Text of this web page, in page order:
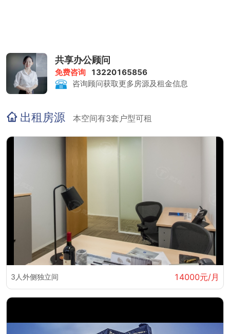
共享办公顾问
免费咨询
13220165856
咨询顾问获取更多房源及租金信息
出租房源 本空间有3套户型可租
3人外侧独立间 14000元/月